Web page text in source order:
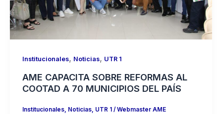
Institucionales, Noticias, UTR 1
AME CAPACITA SOBRE REFORMAS AL
COOTAD A 70 MUNICIPIOS DEL PAÍS
Institucionales, Noticias, UTR 1 / Webmaster AME